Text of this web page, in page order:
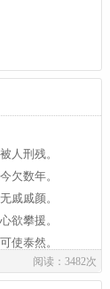
号称香山居
主义诗人，他的
“诗魔”和“诗
氏长庆集》传
琵琶行》等。白
葬于洛阳。白居
墓）坐落在洛阳
人刑残。
欠数年。
戚戚颜。
欲攀援。
使泰然。
难与言。阅读：3482次